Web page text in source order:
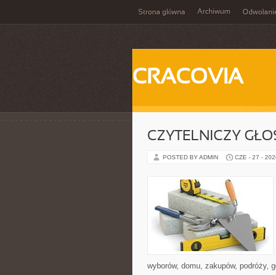
Strona główna Archiwum
CRACOVIA
CZYTELNICZY
POSTED BY ADMIN CZE - 27 -
wyborów, domu, zakupów, podróży,